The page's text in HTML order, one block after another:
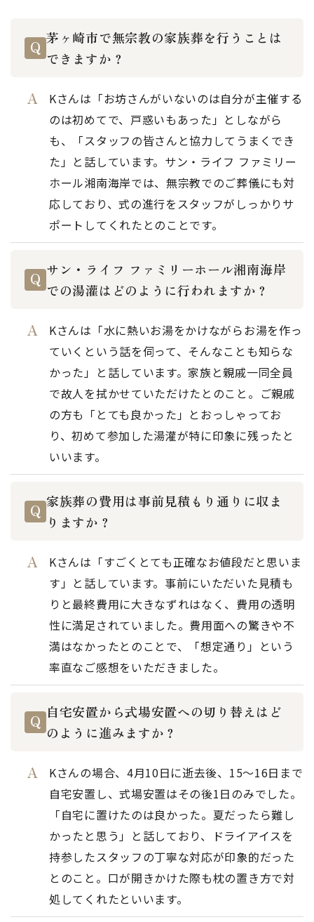
茅ヶ崎市で無宗教の家族葬を行うことは
できますか？
Kさんは「お坊さんがいないのは自分が主催する
のは初めてで、戸惑いもあった」としながら
も、「スタッフの皆さんと協力してうまくでき
た」と話しています。サン・ライフ ファミリー
ホール湘南海岸では、無宗教でのご葬儀にも対
応しており、式の進行をスタッフがしっかりサ
ポートしてくれたとのことです。
サン・ライフ ファミリーホール湘南海岸
での湯灌はどのように行われますか？
Kさんは「水に熱いお湯をかけながらお湯を作っ
ていくという話を伺って、そんなことも知らな
かった」と話しています。家族と親戚一同全員
で故人を拭かせていただけたとのこと。ご親戚
の方も「とても良かった」とおっしゃってお
り、初めて参加した湯灌が特に印象に残ったと
いいます。
家族葬の費用は事前見積もり通りに収ま
りますか？
Kさんは「すごくとても正確なお値段だと思いま
す」と話しています。事前にいただいた見積も
りと最終費用に大きなずれはなく、費用の透明
性に満足されていました。費用面への驚きや不
満はなかったとのことで、「想定通り」という
率直なご感想をいただきました。
自宅安置から式場安置への切り替えはど
のように進みますか？
Kさんの場合、4月10日に逝去後、15〜16日まで
自宅安置し、式場安置はその後1日のみでした。
「自宅に置けたのは良かった。夏だったら難し
かったと思う」と話しており、ドライアイスを
持参したスタッフの丁寧な対応が印象的だった
とのこと。口が開きかけた際も枕の置き方で対
処してくれたといいます。